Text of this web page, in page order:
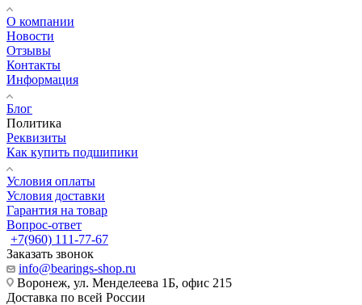
О компании
Новости
Отзывы
Контакты
Информация
Блог
Политика
Реквизиты
Как купить подшипики
Условия оплаты
Условия доставки
Гарантия на товар
Вопрос-ответ
+7(960) 111-77-67
Заказать звонок
info@bearings-shop.ru
Воронеж, ул. Менделеева 1Б, офис 215
Доставка по всей России